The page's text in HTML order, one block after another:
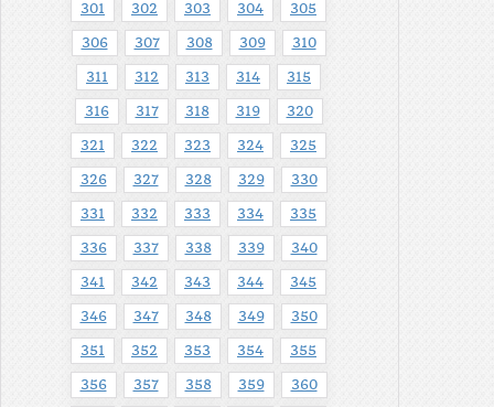
301 302 303 304 305
306 307 308 309 310
311 312 313 314 315
316 317 318 319 320
321 322 323 324 325
326 327 328 329 330
331 332 333 334 335
336 337 338 339 340
341 342 343 344 345
346 347 348 349 350
351 352 353 354 355
356 357 358 359 360